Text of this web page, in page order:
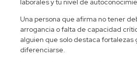
laboralesy tu nivel de
Una persona que afirma no tener
arrogancia o falta de capacidad
alguien que solo destaca fortalezas
diferenciarse.